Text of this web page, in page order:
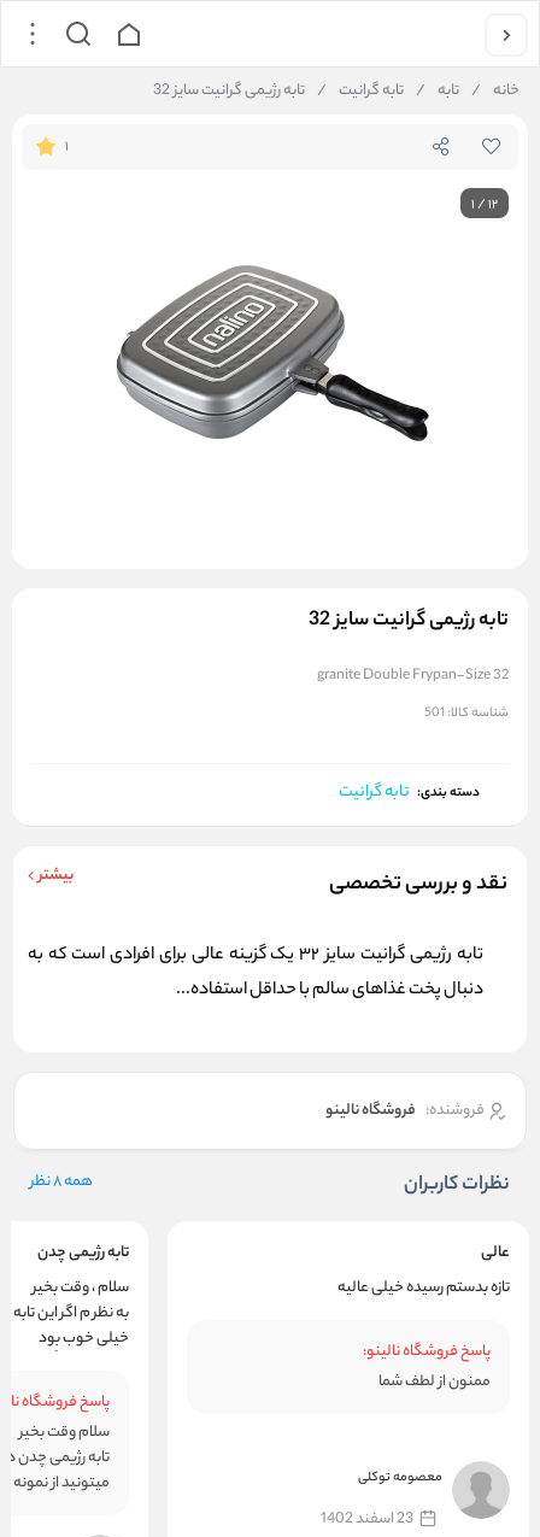
خانه / تابه / تابه گرانیت / تابه رژیمی گرانیت سایز 32
1
1/12
تابه رژیمی گرانیت سایز 32
granite Double Frypan-Size 32
شناسه کالا: 501
دسته بندی: تابه گرانیت
نقد و بررسی تخصصی بیشتر
تابه رژیمی گرانیت سایز 32 یک گزینه عالی برای افرادی است که به
دنبال پخت غذاهای سالم با حداقل استفاده...
فروشنده: فروشگاه نالینو
نظرات کاربران همه 8 نظر
عالی
تازه بدستم رسیده خیلی عالیه
پاسخ فروشگاه نالینو:
ممنون از لطف شما
معصومه توکلی
23 اسفند 1402
تابه رژیمی چدن
سلام ، وقت بخیر
به نظر م اگر این
خیلی خوب بود
پاسخ فروشگاه
سلام وقت بخیر
تابه رژیمی چدن
میتونید از نمونه